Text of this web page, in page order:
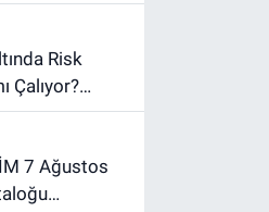
Çalıyor?
Kritik